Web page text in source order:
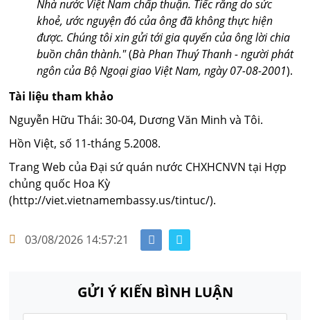
Nhà nước Việt Nam chấp thuận. Tiếc rằng do sức
khoẻ, ước nguyện đó của ông đã không thực hiện
được. Chúng tôi xin gửi tới gia quyến của ông lời chia
buồn chân thành."(Bà Phan Thuý Thanh - người phát
ngôn của Bộ Ngoại giao Việt Nam, ngày 07-08-2001).
Tài liệu tham khảo
Nguyễn Hữu Thái: 30-04, Dương Văn Minh và Tôi.
Hồn Việt, số 11-tháng 5.2008.
Trang Web của Đại sứ quán nước CHXHCNVN tại Hợp
chủng quốc Hoa Kỳ
(http://viet.vietnamembassy.us/tintuc/).
03/08/2026 14:57:21
GỬI Ý KIẾN BÌNH LUẬN